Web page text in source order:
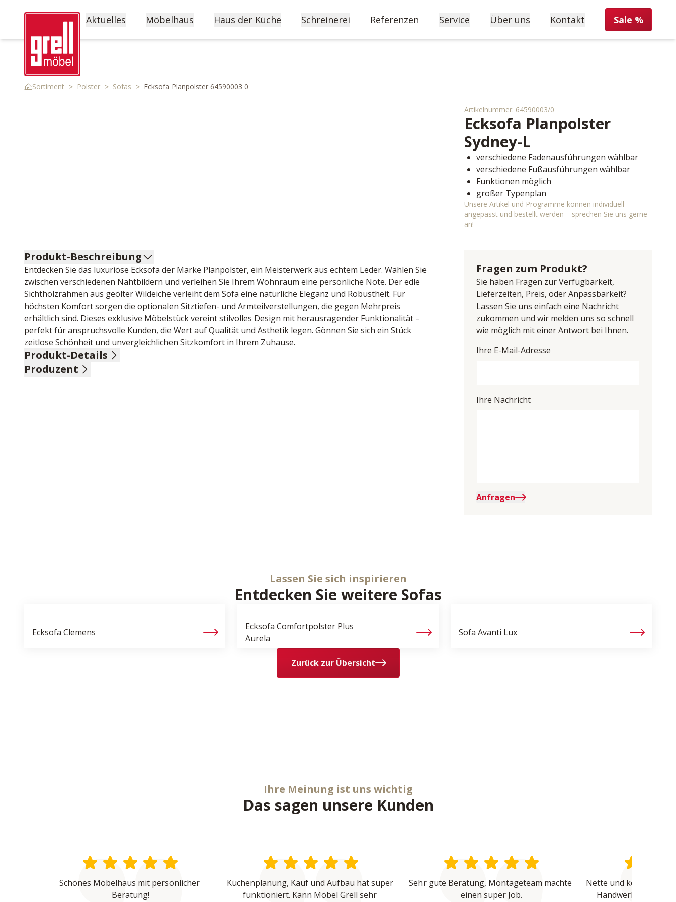
Aktuelles Möbelhaus Haus der Küche Schreinerei Referenzen Service Über uns Kontakt Sale %
Sortiment > Polster > Sofas > Ecksofa Planpolster 64590003 0
Artikelnummer: 64590003/0
Ecksofa Planpolster
Sydney-L
verschiedene Fadenausführungen wählbar
verschiedene Fußausführungen wählbar
Funktionen möglich
großer Typenplan
Unsere Artikel und Programme können individuell
angepasst und bestellt werden – sprechen Sie uns gerne
an!
Produkt-Beschreibung
Entdecken Sie das luxuriöse Ecksofa der Marke Planpolster, ein Meisterwerk aus echtem Leder. Wählen Sie
zwischen verschiedenen Nahtbildern und verleihen Sie Ihrem Wohnraum eine persönliche Note. Der edle
Sichtholzrahmen aus geölter Wildeiche verleiht dem Sofa eine natürliche Eleganz und Robustheit. Für
höchsten Komfort sorgen die optionalen Sitztiefen- und Armteilverstellungen, die gegen Mehrpreis
erhältlich sind. Dieses exklusive Möbelstück vereint stilvolles Design mit herausragender Funktionalität –
perfekt für anspruchsvolle Kunden, die Wert auf Qualität und Ästhetik legen. Gönnen Sie sich ein Stück
zeitlose Schönheit und unvergleichlichen Sitzkomfort in Ihrem Zuhause.
Produkt-Details
Nubuk-Anilin Leder, Farbe olive, Sichtholzrahmen Wildeiche, Rücken echt, Metallfuß schwarz, Sitzhöhe 43
Produzent
Fragen zum Produkt?
Sie haben Fragen zur Verfügbarkeit,
Lieferzeiten, Preis, oder Anpassbarkeit?
Lassen Sie uns einfach eine Nachricht
zukommen und wir melden uns so schnell
wie möglich mit einer Antwort bei Ihnen.
Ihre E-Mail-Adresse
Ihre Nachricht
Anfragen
Lassen Sie sich inspirieren
Entdecken Sie weitere Sofas
Ecksofa Clemens
Ecksofa Comfortpolster Plus
Aurela
Sofa Avanti Lux
Zurück zur Übersicht
Ihre Meinung ist uns wichtig
Das sagen unsere Kunden
Schönes Möbelhaus mit persönlicher
Beratung!
Küchenplanung, Kauf und Aufbau hat super
funktioniert. Kann Möbel Grell sehr
Sehr gute Beratung, Montageteam machte
einen super Job.
Nette und kompetente
Handwerker waren